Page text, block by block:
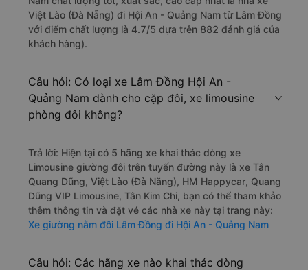
Việt Lào (Đà Nẵng) đi Hội An - Quảng Nam từ Lâm Đồng
với điểm chất lượng là 4.7/5 dựa trên 882 đánh giá của
khách hàng).
Câu hỏi: Có loại xe Lâm Đồng Hội An -
Quảng Nam dành cho cặp đôi, xe limousine
phòng đôi không?
Trả lời: Hiện tại có 5 hãng xe khai thác dòng xe
Limousine giường đôi trên tuyến đường này là xe Tân
Quang Dũng, Việt Lào (Đà Nẵng), HM Happycar, Quang
Dũng VIP Limousine, Tân Kim Chi, bạn có thể tham khảo
thêm thông tin và đặt vé các nhà xe này tại trang này:
Xe giường nằm đôi Lâm Đồng đi Hội An - Quảng Nam
Câu hỏi: Các hãng xe nào khai thác dòng